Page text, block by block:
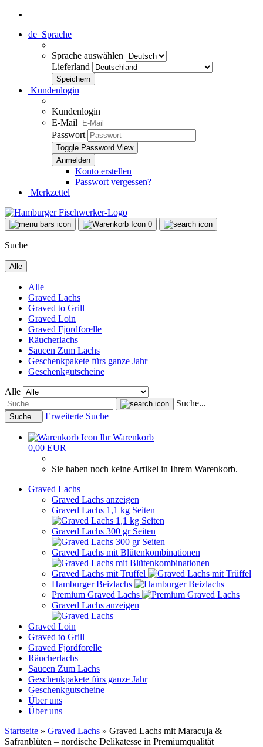
de Sprache
Sprache auswählen
Lieferland
Kundenlogin
Kundenlogin
E-Mail
Passwort
Toggle Password View
Konto erstellen
Passwort vergessen?
Merkzettel
0
Suche
Alle
Alle
Graved Lachs
Graved to Grill
Graved Loin
Graved Fjordforelle
Räucherlachs
Saucen Zum Lachs
Geschenkpakete fürs ganze Jahr
Geschenkgutscheine
Alle
Suche...
Suche... Erweiterte Suche
Ihr Warenkorb
0,00 EUR
Sie haben noch keine Artikel in Ihrem Warenkorb.
Graved Lachs
Graved Lachs anzeigen
Graved Lachs 1,1 kg Seiten
Graved Lachs 300 gr Seiten
Graved Lachs mit Blütenkombinationen
Graved Lachs mit Trüffel
Hamburger Beizlachs
Premium Graved Lachs
Graved Lachs anzeigen
Graved Loin
Graved to Grill
Graved Fjordforelle
Räucherlachs
Saucen Zum Lachs
Geschenkpakete fürs ganze Jahr
Geschenkgutscheine
Über uns
Über uns
Startseite » Graved Lachs » Graved Lachs mit Maracuja &
Safranblüten – nordische Delikatesse in Premiumqualität